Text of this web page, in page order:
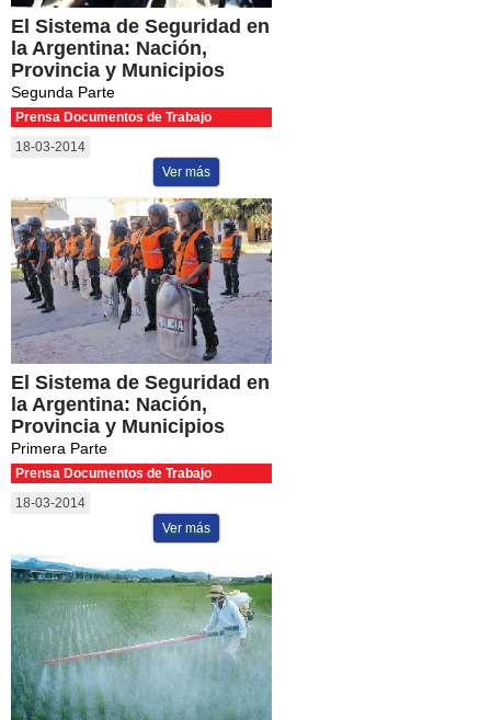
El Sistema de Seguridad en
la Argentina: Nación,
Provincia y Municipios
Segunda Parte
Prensa Documentos de Trabajo
18-03-2014
Ver más
El Sistema de Seguridad en
la Argentina: Nación,
Provincia y Municipios
Primera Parte
Prensa Documentos de Trabajo
18-03-2014
Ver más